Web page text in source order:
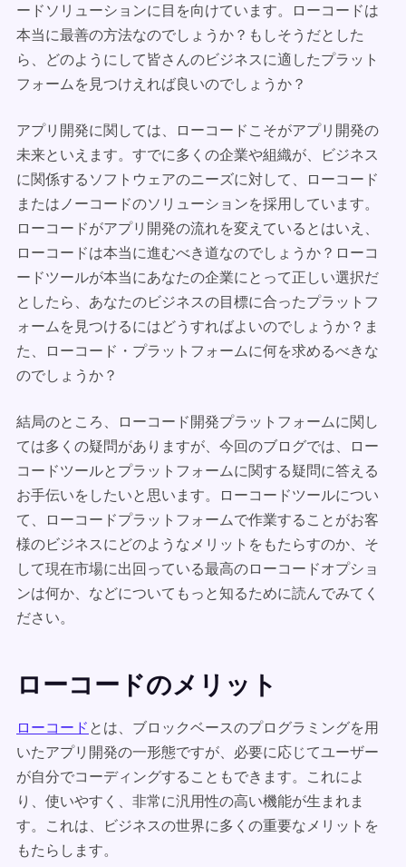
ードソリューションに目を向けています。ローコードは
本当に最善の方法なのでしょうか？もしそうだとした
ら、どのようにして皆さんのビジネスに適したプラット
フォームを見つけえれば良いのでしょうか？
アプリ開発に関しては、ローコードこそがアプリ開発の
未来といえます。すでに多くの企業や組織が、ビジネス
に関係するソフトウェアのニーズに対して、ローコード
またはノーコードのソリューションを採用しています。
ローコードがアプリ開発の流れを変えているとはいえ、
ローコードは本当に進むべき道なのでしょうか？ローコ
ードツールが本当にあなたの企業にとって正しい選択だ
としたら、あなたのビジネスの目標に合ったプラットフ
ォームを見つけるにはどうすればよいのでしょうか？ま
た、ローコード・プラットフォームに何を求めるべきな
のでしょうか？
結局のところ、ローコード開発プラットフォームに関し
ては多くの疑問がありますが、今回のブログでは、ロー
コードツールとプラットフォームに関する疑問に答える
お手伝いをしたいと思います。ローコードツールについ
て、ローコードプラットフォームで作業することがお客
様のビジネスにどのようなメリットをもたらすのか、そ
して現在市場に出回っている最高のローコードオプショ
ンは何か、などについてもっと知るために読んでみてく
ださい。
ローコードのメリット
ローコード とは、ブロックベースのプログラミングを用
いたアプリ開発の一形態ですが、必要に応じてユーザー
が自分でコーディングすることもできます。これによ
り、使いやすく、非常に汎用性の高い機能が生まれま
す。これは、ビジネスの世界に多くの重要なメリットを
もたらします。